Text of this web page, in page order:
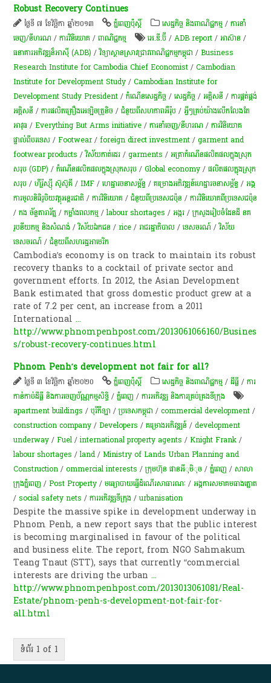
Robust Recovery Continues
ថ្ងៃទី ៧ ខែវិច្ឆិកា ឆ្នាំ២០១៣ ភ្នំពេញប៉ុស្តិ៍ សេដ្ឋកិច្ច និងពាណិជ្ជកម្ម /ការនាំ
ចេញ/នីហរណ /ការវិនិយោគ /ពាណិជ្ជកម្ម អេ.ឌី.ប៊ី /ADB report /អាស៊ាន /
ធនាគារអភិវឌ្ឍន៏អាស៊ី (ADB) /វិទ្យាស្ថានស្រាវជ្រាវពាណិជ្ជកម្មកម្ពុជា /Business
Research Institute for Cambodia Chief Economist /Cambodian
Institute for Development Study /Cambodian Institute for
Development Study President /កំណើន​សេដ្ឋកិច្ច /សេដ្ឋកិច្ច /អគ្គិសនី /ការផ្គត់ផ្គង់
អគ្គិសនី /ការផលិតគ្រឿងអេឡិចត្រូនិច /ជំនួយពីសហភាពអឺរ៉ុប /អ្វីៗ​គ្រប់​យ៉ាង​លើក​លែង​តែ​
អាវុធ /Everything But Arms initiative /ការនាំចេញ/នីហរណ /ការវិនិយោគ
ផ្ទាល់ពីបរទេស /Footwear/foreign direct investment /garment and
footwear products /វិស័យ​កាត់ដេរ​ /garments /អត្រា​កំណើន​ផលិតផល​ក្នុង​ស្រុក​
សរុប​ (GDP)​ /កំណើនផលិតផលក្នុងស្រុកសរុប /Global economy /ផលិតផលក្នុងស្រុក
សរុប /ហ៊ីរ៉ូស្ស៊ី ស៊ូស៊ូគី /IMF /ហេដ្ឋារចនាសម្ព័ន្ធ /គម្រោង​អភិវឌ្ឍន៍ហេដ្ឋា​រចនា​សម្ព័ន្ធ​ /អង្គ
ការមូលនិធិរូបិយវត្ថុអន្តរជាតិ /ការវិនិយោគ /ជំនួយពីប្រទេសជប៉ុន /​ការវិនិយោគ​ពី​ប្រទេស​ជប៉ុន
/កង ច័ន្ទតារារ័ត្ន /កម្លាំងពលកម្ម /labour shortages /​អង្ករ /ក្រសួង​រៀបចំ​ដែនដី នគ
រូបនីយកម្ម និង​សំណង់ /វិស័យ​ឯកជន​ /rice /​រាជរដ្ឋាភិបាល /ទេសចរណ៍ /​វិស័យ​
ទេសចរណ៍ /ជំនួយពីសហរដ្ឋអាមេរិក
Cambodia’s economy is on track to maintain its robust
recovery thanks to a cocktail of private sector and
government efforts. In 2012, the Asian Development
Bank estimated that gross domestic product grew at a
rate of 7.2 per cent, an increase from a 2011
International...
http://www.phnompenhpost.com/2013061066160/Busines
s/robust-recovery-continues.html
Phnom Penh’s development not fair for all?
ថ្ងៃទី ៣ ខែវិច្ឆិកា ឆ្នាំ២០២០ ភ្នំពេញប៉ុស្តិ៍ សេដ្ឋកិច្ច និងពាណិជ្ជកម្ម /ដីធ្លី /ការ
កាន់កាប់​ដីធ្លី និង​ការចេញ​ប័ណ្ណកម្មសិទ្ធិ​ /ភ្នំពេញ /ការអភិវឌ្ឍ និងការគ្រប់គ្រងទីក្រុង
apartment buildings /បុរីកីឡា /ប្រទេសកម្ពុជា /commercial development /
construction company /Developers /គម្រោងអភិវឌ្ឍន៍ /development
underway /Fuel /international property agents /Knight Frank /
labour shortages /land /Ministry of Lands Urban Planning and
Construction /ommercial interests /ក្រុមហ៊ុន​​​ ផាន​​​អីុមិុច /ភ្នំពេញ /សាលា
ក្រុងភ្នំពេញ /Post Property /មធ្យោបាយ​ធ្វើដំណើរ​សាធារណៈ /​អង្គការ​សមាគម​ធាងត្នោត
/social safety nets /ការអភិវឌ្ឍ​ទីក្រុង​ /urbanisation
Despite the massive spike in development underway in
Phnom Penh, a new report says that the public interest
is becoming marginalised in favour of the political
and business elite. The report, from NGO Sahmakum
Teang Tnaut (STT), says that currently “commercial
interests are driving the urban...
http://www.phnompenhpost.com/2013013061081/Real-
Estate/phnom-penh-s-development-not-fair-for-
all.html
ទំព័រ 1 of 1